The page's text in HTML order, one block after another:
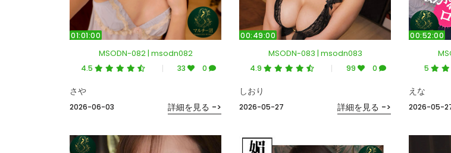
01:01:00
MSODN-082 | msodn082
4.5 33 0
2026-06-03
さや
詳細を見る ->
00:49:00
MSODN-083 | msodn083
4.9 99 0
2026-05-27
しおり
詳細を見る ->
00:52:00
5
2026-05-
えな